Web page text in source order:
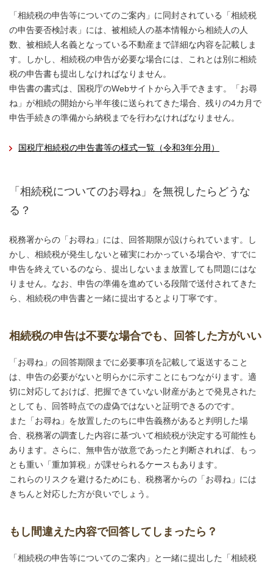
「相続税の申告等についてのご案内」に同封されている「相続税
の申告要否検討表」には、被相続人の基本情報から相続人の人
数、被相続人名義となっている不動産まで詳細な内容を記載しま
す。しかし、相続税の申告が必要な場合には、これとは別に相続
税の申告書も提出しなければなりません。
申告書の書式は、国税庁のWebサイトから入手できます。「お尋
ね」が相続の開始から半年後に送られてきた場合、残りの4カ月で
申告手続きの準備から納税までを行わなければなりません。
国税庁相続税の申告書等の様式一覧（令和3年分用）
「相続税についてのお尋ね」を無視したらどうな
る？
税務署からの「お尋ね」には、回答期限が設けられています。し
かし、相続税が発生しないと確実にわかっている場合や、すでに
申告を終えているのなら、提出しないまま放置しても問題にはな
りません。なお、申告の準備を進めている段階で送付されてきた
ら、相続税の申告書と一緒に提出するとより丁寧です。
相続税の申告は不要な場合でも、回答した方がいい
「お尋ね」の回答期限までに必要事項を記載して返送すること
は、申告の必要がないと明らかに示すことにもつながります。適
切に対応しておけば、把握できていない財産があとで発見された
としても、回答時点での虚偽ではないと証明できるのです。
また「お尋ね」を放置したのちに申告義務があると判明した場
合、税務署の調査した内容に基づいて相続税が決定する可能性も
あります。さらに、無申告が故意であったと判断されれば、もっ
とも重い「重加算税」が課せられるケースもあります。
これらのリスクを避けるためにも、税務署からの「お尋ね」には
きちんと対応した方が良いでしょう。
もし間違えた内容で回答してしまったら？
「相続税の申告等についてのご案内」と一緒に提出した「相続税